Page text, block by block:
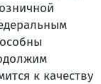
к качеству